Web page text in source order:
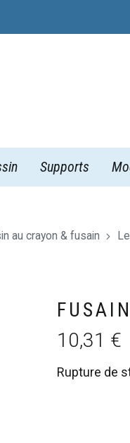
Supports
au crayon & fusain
10,31 €
Rupture de